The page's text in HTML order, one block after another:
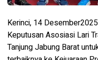
Kerinci, 14
Keputusan Asosiasi Lari
Tanjung Jabung Barat